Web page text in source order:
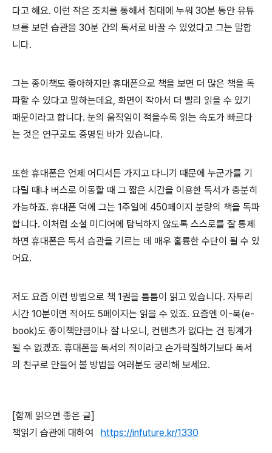
다고 해요. 이런 작은 조치를 통해서 침대에 누워 30분 동안 유튜
브를 보던 습관을 30분 간의 독서로 바꿀 수 있었다고 그는 말합
니다.
그는 종이책도 좋아하지만 휴대폰으로 책을 보면 더 많은 책을 독
파할 수 있다고 말하는데요, 화면이 작아서 더 빨리 읽을 수 있기
때문이라고 합니다. 눈의 움직임이 적을수록 읽는 속도가 빠르다
는 것은 연구로도 증명된 바가 있습니다.
또한 휴대폰은 언제 어디서든 가지고 다니기 때문에 누군가를 기
다릴 때나 버스로 이동할 때 그 짧은 시간을 이용한 독서가 충분히
가능하죠. 휴대폰 덕에 그는 1주일에 450페이지 분량의 책을 독파
합니다. 이처럼 소셜 미디어에 탐닉하지 않도록 스스로를 잘 통제
하면 휴대폰은 독서 습관을 기르는 데 매우 훌륭한 수단이 될 수 있
어요.
저도 요즘 이런 방법으로 책 1권을 틈틈이 읽고 있습니다. 자투리
시간 10분이면 적어도 5페이지는 읽을 수 있죠. 요즘엔 이-북(e-
book)도 종이책만큼이나 잘 나오니, 컨텐츠가 없다는 건 핑계가
될 수 없겠죠. 휴대폰을 독서의 적이라고 손가락질하기보다 독서
의 친구로 만들어 볼 방법을 여러분도 궁리해 보세요.
[함께 읽으면 좋은 글]
책읽기 습관에 대하여 https://infuture.kr/1330